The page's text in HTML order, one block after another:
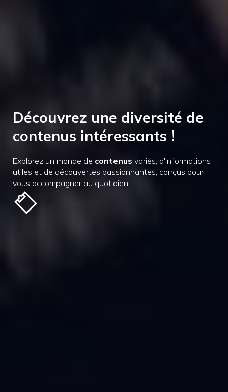
Découvrez une diversité de
contenus intéressants !
Explorez un monde de contenus variés, d'informations
utiles et de découvertes passionnantes, conçus pour
vous accompagner au quotidien.